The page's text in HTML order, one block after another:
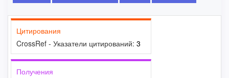
Цитирования
CrossRef - Указатели цитирований: 3
Получения